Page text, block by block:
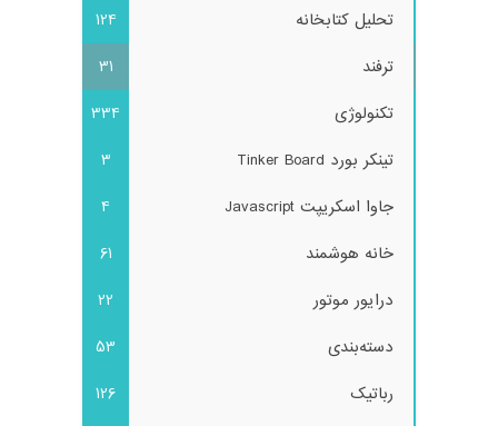
تحلیل کتابخانه
124
ترفند
31
تکنولوژی
334
تینکر بورد Tinker Board
3
جاوا اسکریپت Javascript
4
خانه هوشمند
61
درایور موتور
22
دسته‌بندی
53
رباتیک
126